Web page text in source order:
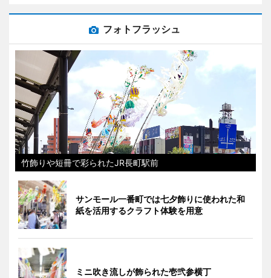
フォトフラッシュ
竹飾りや短冊で彩られたJR長町駅前
サンモール一番町では七夕飾りに使われた和
紙を活用するクラフト体験を用意
ミニ吹き流しが飾られた壱弐参横丁